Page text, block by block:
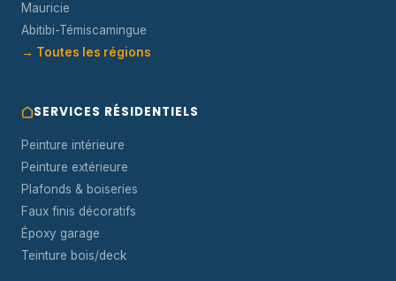
Mauricie
Abitibi-Témiscamingue
→ Toutes les régions
SERVICES RÉSIDENTIELS
Peinture intérieure
Peinture extérieure
Plafonds & boiseries
Faux finis décoratifs
Époxy garage
Teinture bois/deck